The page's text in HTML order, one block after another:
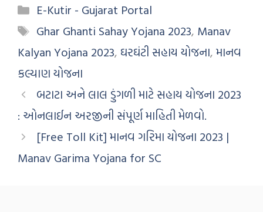
E-Kutir - Gujarat Portal
Ghar Ghanti Sahay Yojana 2023, Manav
Kalyan Yojana 2023, ઘરઘંટી સહાય યોજના, માનવ
કલ્યાણ યોજના
બટાટા અને લાલ ડુંગળી માટે સહાય યોજના 2023
: ઓનલાઈન અરજીની સંપૂર્ણ માહિતી મેળવો.
[Free Toll Kit] માનવ ગરિમા યોજના 2023 |
Manav Garima Yojana for SC